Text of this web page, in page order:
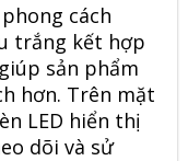
cách
trắng kết hợp
sản phẩm
hơn. Trên mặt
LED hiển thị
dõi và sử